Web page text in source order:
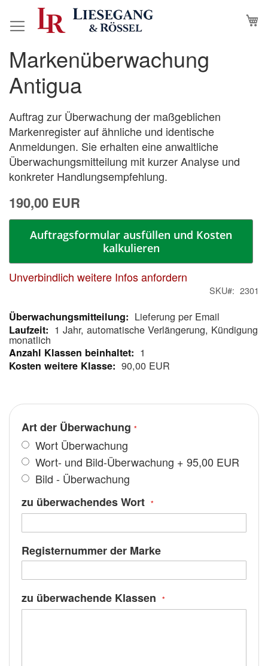
zum
Markenüberwachung
Antigua
Auftrag zur Überwachung der maßgeblichen
Markenregister auf ähnliche und identische
Anmeldungen. Sie erhalten eine anwaltliche
Überwachungsmitteilung mit kurzer Analyse und
konkreter Handlungsempfehlung.
190,00 EUR
Auftragsformular ausfüllen und Kosten
kalkulieren
Unverbindlich weitere Infos anfordern
SKU 2301
Mehr
Informationen
Lieferung per Email
1 Jahr, automatische Verlängerung, Kündigung
monatlich
1
90,00 EUR
Zum
Ende
der
Bildergalerie
springen
Zum
Anfang
der
Bildergalerie
springen
Art der Überwachung
Wort Überwachung
Wort- und Bild-Überwachung + 95,00 EUR
Bild - Überwachung
zu überwachendes Wort
Registernummer der Marke
zu überwachende Klassen